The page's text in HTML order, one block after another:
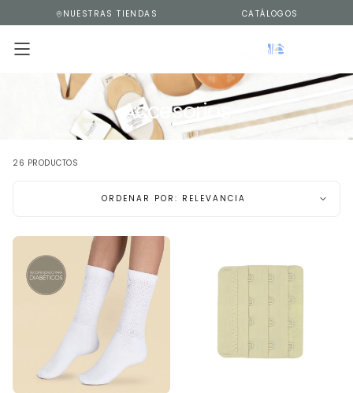
AL
NUESTRAS TIENDAS CATÁLOGOS
Accesorios
26 PRODUCTOS
ORDENAR POR: RELEVANCIA